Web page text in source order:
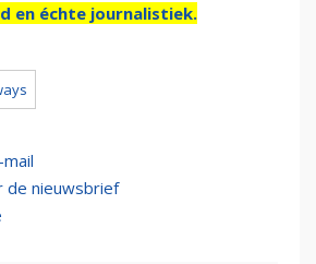
en échte journalistiek.
de nieuwsbrief